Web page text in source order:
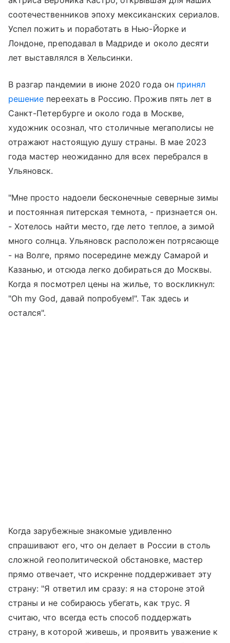
соотечественников эпоху мексиканских сериалов.
Успел пожить и поработать в Нью-Йорке и
Лондоне, преподавал в Мадриде и около десяти
лет выставлялся в Хельсинки.
В разгар пандемии в июне 2020 года он принял
решение переехать в Россию. Прожив пять лет в
Санкт-Петербурге и около года в Москве,
художник осознал, что столичные мегаполисы не
отражают настоящую душу страны. В мае 2023
года мастер неожиданно для всех перебрался в
Ульяновск.
"Мне просто надоели бесконечные северные зимы
и постоянная питерская темнота, - признается он.
- Хотелось найти место, где лето теплое, а зимой
много солнца. Ульяновск расположен потрясающе
- на Волге, прямо посередине между Самарой и
Казанью, и отсюда легко добираться до Москвы.
Когда я посмотрел цены на жилье, то воскликнул:
"Oh my God, давай попробуем!". Так здесь и
остался".
Когда зарубежные знакомые удивленно
спрашивают его, что он делает в России в столь
сложной геополитической обстановке, мастер
прямо отвечает, что искренне поддерживает эту
страну: "Я ответил им сразу: я на стороне этой
страны и не собираюсь убегать, как трус. Я
считаю, что всегда есть способ поддержать
страну, в которой живешь, и проявить уважение к